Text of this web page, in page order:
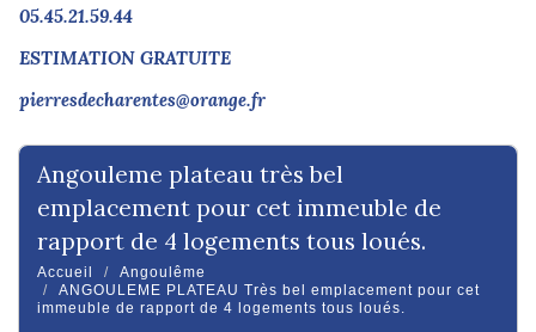
05.45.21.59.44
ESTIMATION GRATUITE
pierresdecharentes@orange.fr
angouleme plateau très bel
emplacement pour cet immeuble de
rapport de 4 logements tous loués.
Accueil
Angoulême
ANGOULEME PLATEAU Très bel emplacement pour cet
immeuble de rapport de 4 logements tous loués.